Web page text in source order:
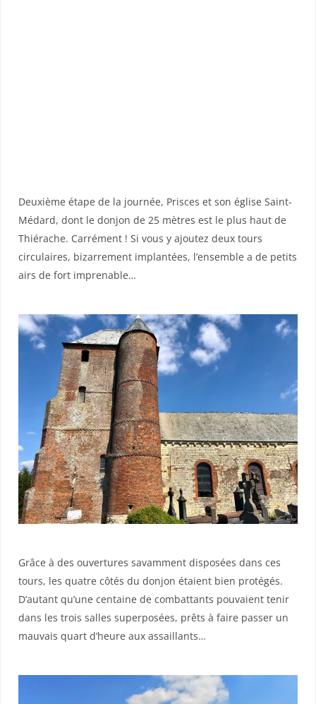
Deuxième étape de la journée, Prisces et son église Saint-
Médard, dont le donjon de 25 mètres est le plus haut de
Thiérache. Carrément ! Si vous y ajoutez deux tours
circulaires, bizarrement implantées, l’ensemble a de petits
airs de fort imprenable…
Grâce à des ouvertures savamment disposées dans ces
tours, les quatre côtés du donjon étaient bien protégés.
D’autant qu’une centaine de combattants pouvaient tenir
dans les trois salles superposées, prêts à faire passer un
mauvais quart d’heure aux assaillants…